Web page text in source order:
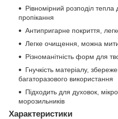
Рівномірний розподіл тепла
пропікання
Антипригарне покриття,
Легке очищення, можна
Різноманітність форм для
Гнучкість матеріалу,
багаторазового використання
Підходить для духовок,
морозильників
Характеристики